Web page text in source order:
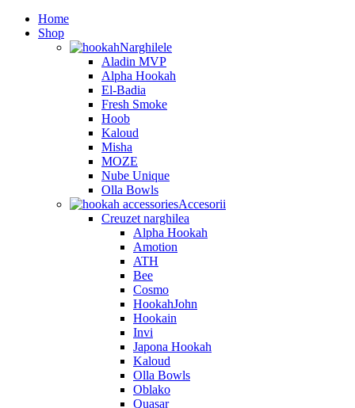
Home
Shop
Narghilele
Aladin MVP
Alpha Hookah
El-Badia
Fresh Smoke
Hoob
Kaloud
Misha
MOZE
Nube Unique
Olla Bowls
Accesorii
Creuzet narghilea
Alpha Hookah
Amotion
ATH
Bee
Cosmo
HookahJohn
Hookain
Invi
Japona Hookah
Kaloud
Olla Bowls
Oblako
Quasar